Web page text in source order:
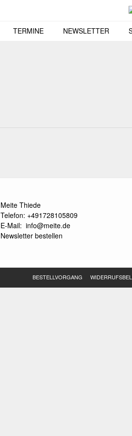
TERMINE NEWSLETTER
Meite Thiede
Telefon: +491728105809
E-Mail: info@meite.de
Newsletter bestellen
BESTELLVORGANG